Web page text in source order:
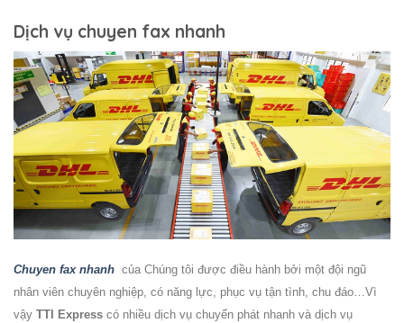
Dịch vụ chuyen fax nhanh
Chuyen fax nhanh của Chúng tôi được điều hành bởi một đội ngũ
nhân viên chuyên nghiệp, có năng lực, phục vụ tận tình, chu đáo…Vì
vậy TTI Express có nhiều dịch vụ chuyển phát nhanh và dịch vụ